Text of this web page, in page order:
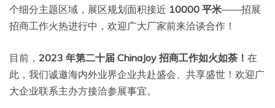
个细分主题区域，展区规划面积接近 10000 平米——招展
招商工作火热进行中，欢迎广大厂家前来洽谈合作！
目前， 2023 年第二十届 ChinaJoy 招商工作如火如荼！ 在
此，我们诚邀海内外业界企业共赴盛会、共享盛世！欢迎广
大企业联系主办方接洽参展事宜。